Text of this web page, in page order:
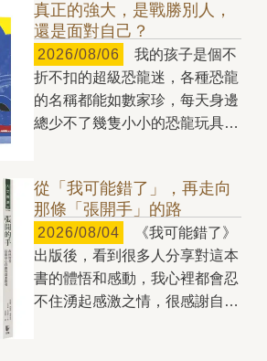
幸福。有些人家財萬貫，卻一毛
不拔，對自己和身邊的人十分吝
嗇，雖然坐擁龐大財富，但卻
「窮得只剩下錢」；有的人花錢
如流水，毫無節制地透支自己的
未來，落得晚景淒涼的下場；但
別，將錢用得精準有度，過著自
在富足的人生。 金錢能夠以
驚人的方式形塑人們的生命。如
果你不思考如何正確地用錢，錢
就會來用你，它會控制你，會把
你變成它的囚犯，毫不留情，且
若是脫離婆羅洲的土壤，或許無
處扎根。但張貴興就如任何忠實
於創作的小說家，不斷用小說探
索更多的人間樣態，貢獻給讀者
們，也因而成就《2084》這樣
的大跨越，台北成為小說主要場
靈魂甦醒，讓某些發自於此地的
獨特次聲波能被感知。 如果
不是張貴興，我們看不到這樣的
台北，就如同如果沒有張貴興，
我們看不到那樣的婆羅洲。
愛欲是《2084》中一支突出的
真正的強大，是戰勝別人，
還是面對自己？
2026/08/06
折不扣的超級恐龍迷，各種恐龍
的名稱都能如數家珍，每天身邊
總少不了幾隻小小的恐龍玩具。
分成草食性與肉食性兩大區域，
有時則依照生活環境，安排在海
洋或陸地棲息；甚至還會仿照電
影《侏羅紀公園》的情境，為某
些恐龍設置特別管制區。 孩
子在恐龍玩具的世界裡遊戲時，
從「我可能錯了」，再走向
那條「張開手」的路
2026/08/04
出版後，看到很多人分享對這本
書的體悟和感動，我心裡都會忍
不住湧起感激之情，很感謝自己